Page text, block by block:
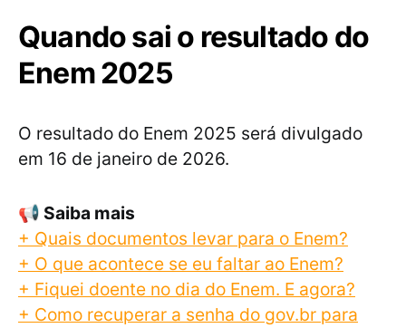
Quando sai o resultado do
Enem 2025
O resultado do Enem 2025 será divulgado
em 16 de janeiro de 2026.
📢 Saiba mais
+ Quais documentos levar para o Enem?
+ O que acontece se eu faltar ao Enem?
+ Fiquei doente no dia do Enem. E agora?
+ Como recuperar a senha do gov.br para